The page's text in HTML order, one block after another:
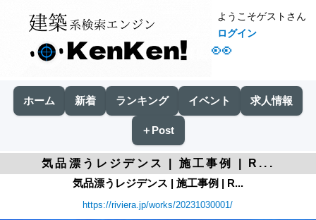
👀
ようこそゲストさん
ログイン
ホーム 新着 ランキング イベント 求人情報
＋Post
気品漂うレジデンス | 施工事例 | R...
気品漂うレジデンス | 施工事例 | R...
https://riviera.jp/works/20231030001/